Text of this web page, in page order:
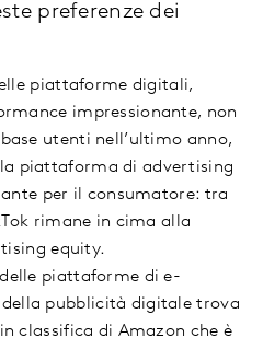
preferenze dei
piattaforme digitali,
impressionante, non
utenti nell’ultimo anno,
piattaforma di advertising
per il consumatore: tra
rimane in cima alla
equity.
piattaforme di e-
pubblicità digitale trova
classifica di Amazon che è